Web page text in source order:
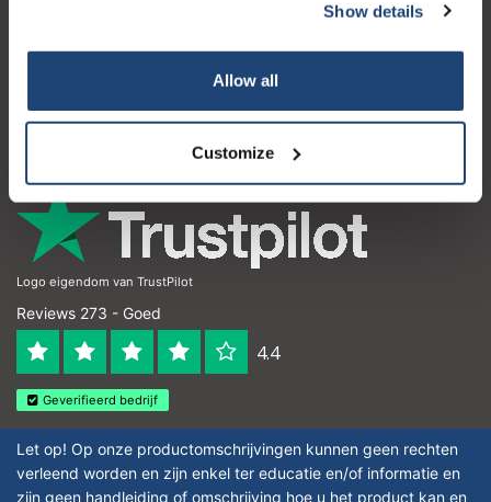
Show details
Allow all
Customize
Contactgegevens
Logo eigendom van TrustPilot
Reviews 273 - Goed
4.4
Geverifieerd bedrijf
Let op! Op onze productomschrijvingen kunnen geen rechten
verleend worden en zijn enkel ter educatie en/of informatie en
zijn geen handleiding of omschrijving hoe u het product kan en